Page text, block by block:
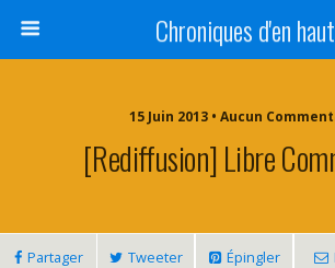
Chroniques d'en haut
15 Juin 2013 • Aucun
[Rediffusion] Libre
Partager Tweeter Épingler